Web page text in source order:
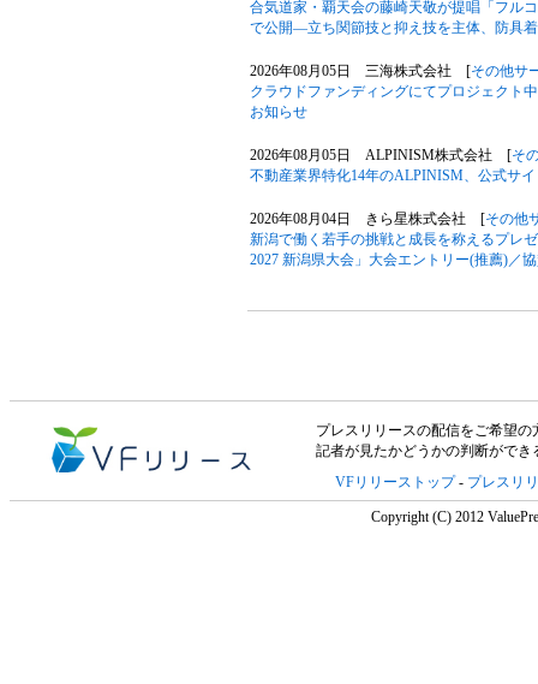
合気道家・覇天会の藤崎天敬が提唱「フル
で公開―立ち関節技と抑え技を主体、防具
2026年08月05日 三海株式会社 [その他サ
クラウドファンディングにてプロジェクト
お知らせ
2026年08月05日 ALPINISM株式会社 [そ
不動産業界特化14年のALPINISM、公式サ
2026年08月04日 きら星株式会社 [その他
新潟で働く若手の挑戦と成長を称えるプレ
2027 新潟県大会」大会エントリー(推薦)／
プレスリリースの配信をご希望の
記者が見たかどうかの判断がで
VFリリーストップ- プレスリ
Copyright (C) 2012